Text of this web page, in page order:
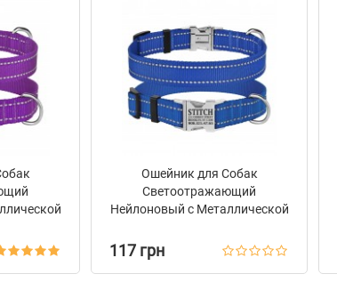
Ошейник для Собак
Светоотражающий
Нейлоновый с Металлической
117 грн